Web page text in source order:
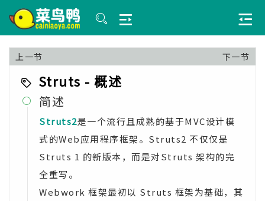
上一节 下一节
Struts - 概述
 简述
Struts2是一个流行且成熟的基于MVC设计模
式的Web应用程序框架。Struts2 不仅仅是
Struts 1 的新版本，而是对Struts 架构的完
全重写。
Webwork 框架最初以 Struts 框架为基础，其